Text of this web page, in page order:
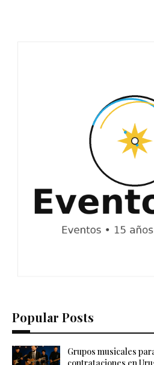
Popular Posts
Grupos musicales